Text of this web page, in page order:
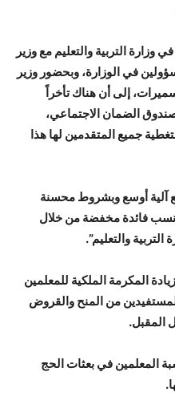
وزارة التربية والتعليم مع وزير
في الوزارة، وبحضور وزير
إلى أن هناك تأخراً
الضمان الاجتماعي،
جميع المتقدمين لها هذا
آلية أوسع وبشروط محسنة
فائدة مخفضة من خلال
والتعليم”.
المكرمة الملكية للمعلمين
من المنح والقروض
المقبل.
المعلمين في بعثات الحج